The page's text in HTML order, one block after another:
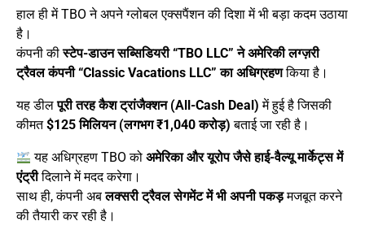
हाल ही में TBO ने अपने ग्लोबल एक्सपैंशन की दिशा में भी बड़ा कदम उठाया
है।
कंपनी कीस्टेप-डाउन सब्सिडियरी “TBO LLC” ने अमेरिकी लग्ज़री
ट्रैवल कंपनी “Classic Vacations LLC” का अधिग्रहणकिया है।
यह डीलपूरी तरह कैश ट्रांजैक्शन (All-Cash Deal) में हुई है जिसकी
कीमत$125 मिलियन (लगभग ₹1,040 करोड़) बताई जा रही है।
यह अधिग्रहण TBO कोअमेरिका और यूरोप जैसे हाई-वैल्यू मार्केट्स में
एंट्रीदिलाने में मदद करेगा।
साथ ही, कंपनी अबलक्सरी ट्रैवल सेगमेंट में भी अपनी पकड़मजबूत करने
की तैयारी कर रही है।